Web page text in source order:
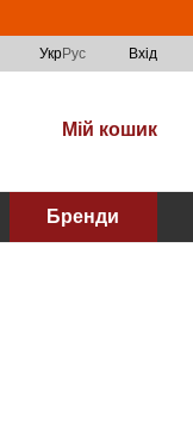
УкрРус Вхід
Мій кошик
Бренди